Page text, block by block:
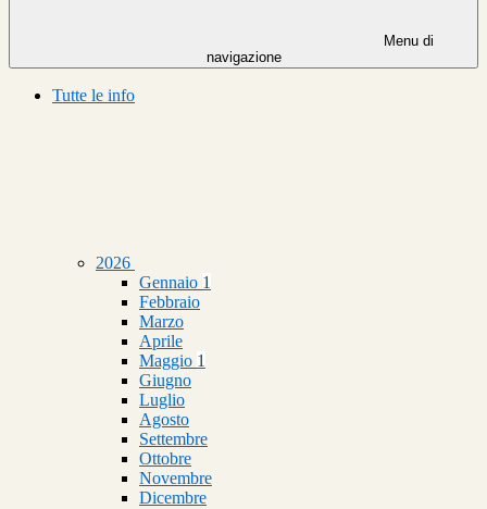
Menu di
navigazione
Tutte le info
2026
Gennaio 1
Febbraio
Marzo
Aprile
Maggio 1
Giugno
Luglio
Agosto
Settembre
Ottobre
Novembre
Dicembre